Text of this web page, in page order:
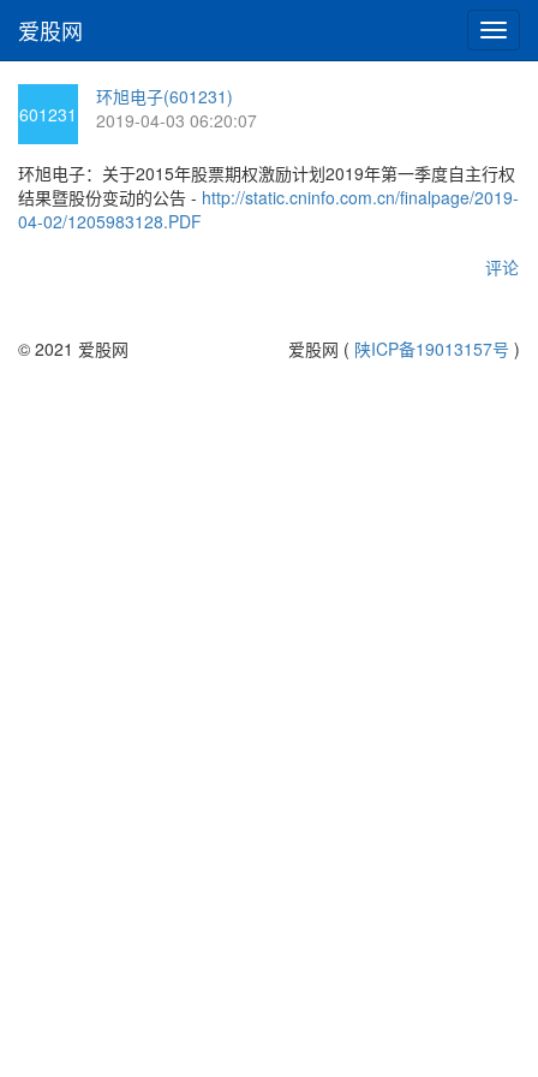
切
换
爱股网
601231
环旭电子(601231)
2019-04-03 06:20:07
环旭电子：关于2015年股票期权激励计划2019年第一季度自主行权
结果暨股份变动的公告 - http://static.cninfo.com.cn/finalpage/2019-
04-02/1205983128.PDF
评论
© 2021 爱股网 爱股网 ( 陕ICP备19013157号 )